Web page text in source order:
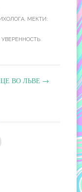
. МЕКТИ:
УВЕРЕННОСТЬ.
ВО ЛЬВЕ →